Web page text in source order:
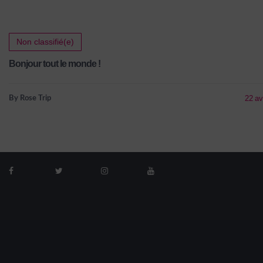
Non classifié(e)
Bonjour tout le monde !
By Rose Trip 22